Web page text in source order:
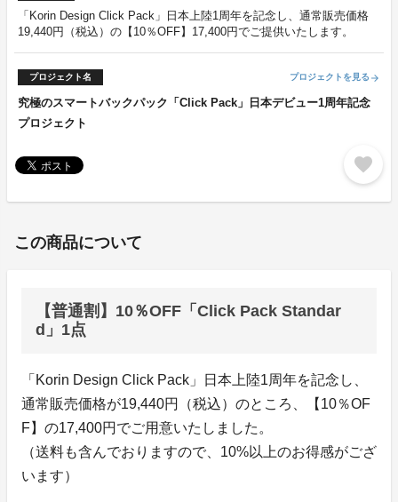
「Korin Design Click Pack」日本上陸1周年を記念し、通常販売価格
19,440円（税込）の【10％OFF】17,400円でご提供いたします。
プロジェクト名 プロジェクトを見る arrow_forward
究極のスマートバックパック「Click Pack」日本デビュー1周年記念
プロジェクト
favorite
この商品について
【普通割】10％OFF「Click Pack Standar
d」1点
「Korin Design Click Pack」日本上陸1周年を記念し、
通常販売価格が19,440円（税込）のところ、【10％OF
F】の17,400円でご用意いたしました。
（送料も含んでおりますので、10%以上のお得感がござ
います）